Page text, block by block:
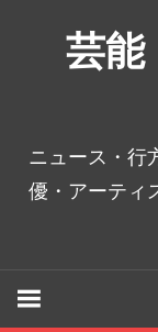
芸能
ニュース・行
優・アーティ